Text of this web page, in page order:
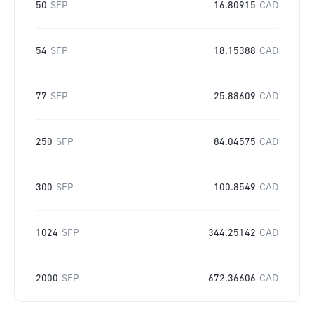
50 SFP 16.80915 CAD
54 SFP 18.15388 CAD
77 SFP 25.88609 CAD
250 SFP 84.04575 CAD
300 SFP 100.8549 CAD
1024 SFP 344.25142 CAD
2000 SFP 672.36606 CAD